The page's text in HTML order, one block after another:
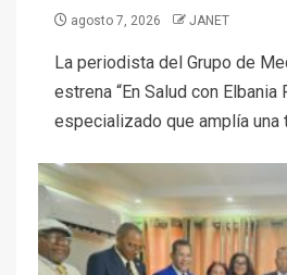
agosto 7, 2026 JANET
La periodista del Grupo de
estrena “En Salud con Elbania
especializado que amplía una